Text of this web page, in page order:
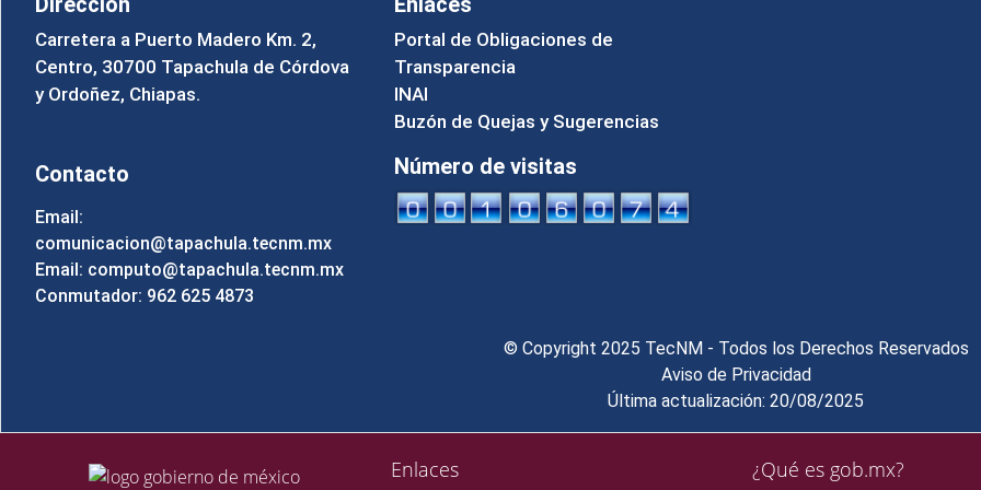
Carretera a Puerto Madero Km. 2,
Centro, 30700 Tapachula de Córdova
y Ordoñez, Chiapas.
Contacto
Email:
comunicacion@tapachula.tecnm.mx
Email: computo@tapachula.tecnm.mx
Conmutador: 962 625 4873
Portal de Obligaciones de
Transparencia
INAI
Buzón de Quejas y Sugerencias
Número de visitas
© Copyright 2025 TecNM - Todos los Derechos Reservados
Aviso de Privacidad
Última actualización: 20/08/2025
Enlaces ¿Qué es gob.mx?